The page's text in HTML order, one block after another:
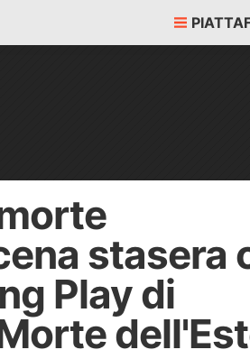
stasera
Play di